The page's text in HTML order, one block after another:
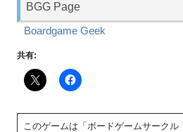
BGG Page
Boardgame Geek
共有:
このゲームは「ボードゲームサークル